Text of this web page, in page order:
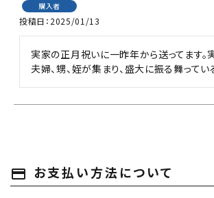
グッズ
化粧品
コンテンツ
ようこそ ゲスト 様
購入者
投稿日 2025/01/13
実家の正月祝いに一昨年から送ってます。
夫婦、甥、姪が集まり、盛大に振る舞ってい
payment お支払い方法について